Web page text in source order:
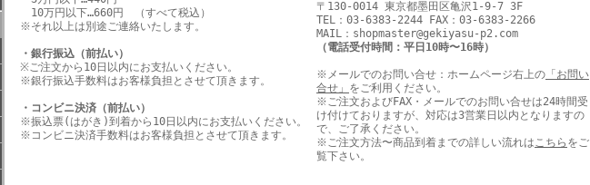
10万円以下…660円 （すべて税込）
※それ以上は別途ご連絡いたします。
・銀行振込（前払い）
※ご注文から10日以内にお支払いください。
※銀行振込手数料はお客様負担とさせて頂きます。
・コンビニ決済（前払い）
※振込票(はがき)到着から10日以内にお支払いください。
※コンビニ決済手数料はお客様負担とさせて頂きます。
〒130-0014 東京都墨田区亀沢1-9-7 3F
TEL：03-6383-2244 FAX：03-6383-2266
MAIL：shopmaster@gekiyasu-p2.com
（電話受付時間：平日10時〜16時）
※メールでのお問い合せ： ホームページ右上の 「お問い
合せ」 をご利用ください。
※ご注文およびFAX・メールでのお問い合せは24時間受
け付けておりますが、対応は3営業日以内となりますの
で、ご了承ください。
※ご注文方法〜商品到着までの詳しい流れはこちら をご
覧下さい。